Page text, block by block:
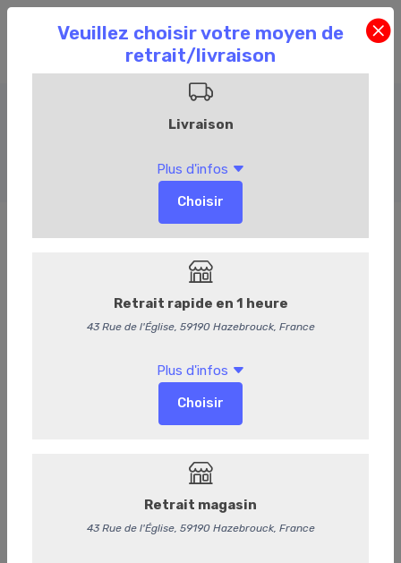
Amuses bouches froids
Amuses bouches froids